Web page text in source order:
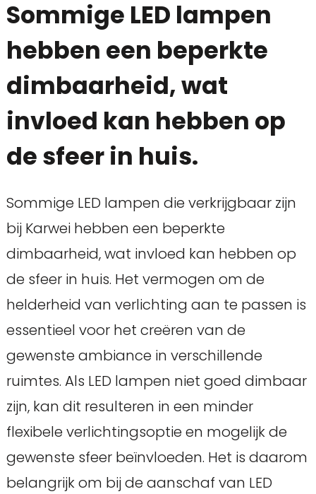
Sommige LED lampen
hebben een beperkte
dimbaarheid, wat
invloed kan hebben op
de sfeer in huis.
Sommige LED lampen die verkrijgbaar zijn
bij Karwei hebben een beperkte
dimbaarheid, wat invloed kan hebben op
de sfeer in huis. Het vermogen om de
helderheid van verlichting aan te passen is
essentieel voor het creëren van de
gewenste ambiance in verschillende
ruimtes. Als LED lampen niet goed dimbaar
zijn, kan dit resulteren in een minder
flexibele verlichtingsoptie en mogelijk de
gewenste sfeer beïnvloeden. Het is daarom
belangrijk om bij de aanschaf van LED